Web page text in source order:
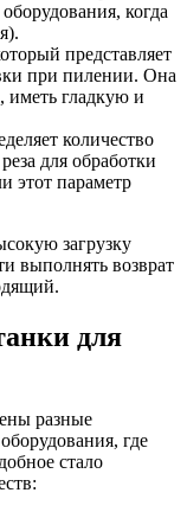
когда
представляет
при пилении. Она
иметь гладкую и
количество
для обработки
этот параметр
загрузку
выполнять возврат
для
разные
где
стало